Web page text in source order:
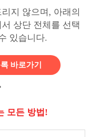
지 않으며, 아래의
상단 전체를 선택
있습니다.
바로가기
모든 방법!